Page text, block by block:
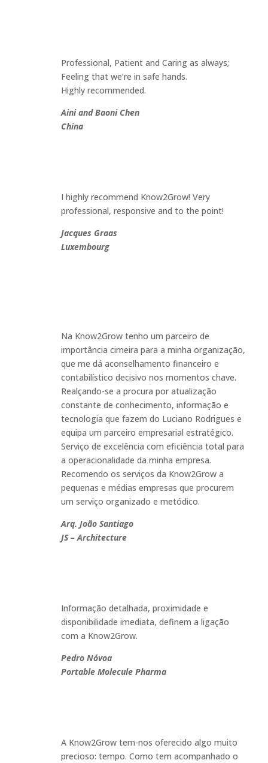
Professional, Patient and Caring as always;
Feeling that we’re in safe hands.
Highly recommended.
Aini and Baoni Chen
China
I highly recommend Know2Grow! Very
professional, responsive and to the point!
Jacques Graas
Luxembourg
Na Know2Grow tenho um parceiro de
importância cimeira para a minha organização,
que me dá aconselhamento financeiro e
contabilístico decisivo nos momentos chave.
Realçando-se a procura por atualização
constante de conhecimento, informação e
tecnologia que fazem do Luciano Rodrigues e
equipa um parceiro empresarial estratégico.
Serviço de excelência com eficiência total para
a operacionalidade da minha empresa.
Recomendo os serviços da Know2Grow a
pequenas e médias empresas que procurem
um serviço organizado e metódico.
Arq. João Santiago
JS – Architecture
Informação detalhada, proximidade e
disponibilidade imediata, definem a ligação
com a Know2Grow.
Pedro Nóvoa
Portable Molecule Pharma
A Know2Grow tem-nos oferecido algo muito
precioso: tempo. Como tem acompanhado o